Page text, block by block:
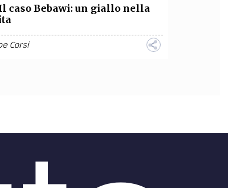
caso Bebawi: un giallo nella
Corsi